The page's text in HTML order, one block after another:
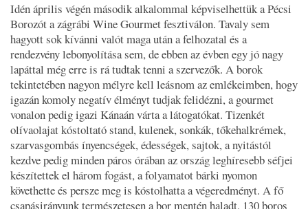
Idén április végén második alkalommal képviselhettük a Pécsi
Borozót a zágrábi Wine Gourmet fesztiválon. Tavaly sem
hagyott sok kívánni valót maga után a felhozatal és a
rendezvény lebonyolítása sem, de ebben az évben egy jó nagy
lapáttal még erre is rá tudtak tenni a szervezők. A borok
tekintetében nagyon mélyre kell leásnom az emlékeimben, hogy
igazán komoly negatív élményt tudjak felidézni, a gourmet
vonalon pedig igazi Kánaán várta a látogatókat. Tizenkét
olívaolajat kóstoltató stand, kulenek, sonkák, tőkehalkrémek,
szarvasgombás ínyencségek, édességek, sajtok, a nyitástól
kezdve pedig minden páros órában az ország leghíresebb séfjei
készítettek el három fogást, a folyamatot bárki nyomon
követhette és persze meg is kóstolhatta a végeredményt. A fő
csapásirányunk természetesen a bor mentén haladt, 130 boros